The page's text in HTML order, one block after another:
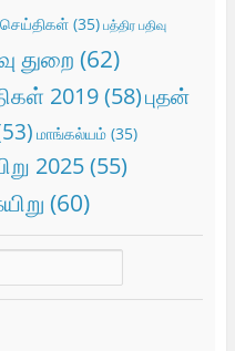
செய்திகள்(35) பத்திர பதிவு
துறை (62)
2019(58)புதன்
மாங்கல்யம்(35)
2025(55)
(60)